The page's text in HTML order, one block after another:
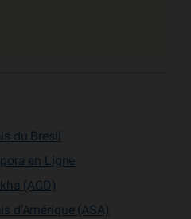
du Bresil
en Ligne
(ACD)
d’Amérique (ASA)